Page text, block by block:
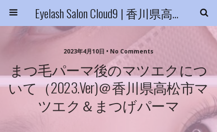
Eyelash Salon Cloud9 | 香川県高松市
2023年4月10日 • No Comments
まつ毛パーマ後のマツエクにつ
いて（2023.ver)＠香川県高松市マ
ツエク＆まつげパーマ